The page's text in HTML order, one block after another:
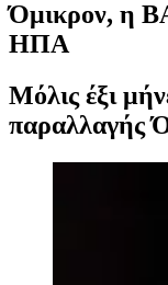
Όμικρον, η
ΗΠΑ
Μόλις έξι
παραλλαγής